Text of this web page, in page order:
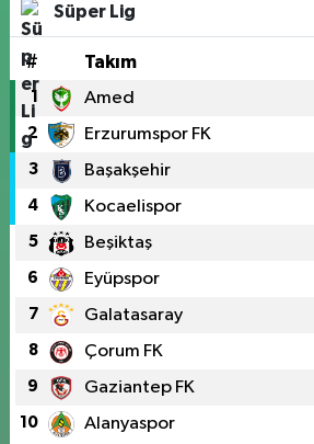
Süper Lig
# Takım
1 Amed
2 Erzurumspor FK
3 Başakşehir
4 Kocaelispor
5 Beşiktaş
6 Eyüpspor
7 Galatasaray
8 Çorum FK
9 Gaziantep FK
10 Alanyaspor